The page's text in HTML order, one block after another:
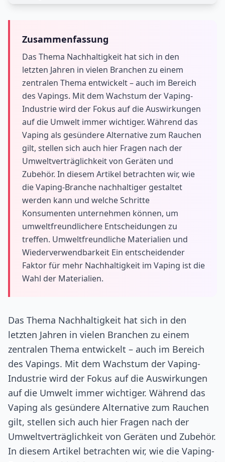
Zusammenfassung
Das Thema Nachhaltigkeit hat sich in den
letzten Jahren in vielen Branchen zu einem
zentralen Thema entwickelt – auch im Bereich
des Vapings. Mit dem Wachstum der Vaping-
Industrie wird der Fokus auf die Auswirkungen
auf die Umwelt immer wichtiger. Während das
Vaping als gesündere Alternative zum Rauchen
gilt, stellen sich auch hier Fragen nach der
Umweltverträglichkeit von Geräten und
Zubehör. In diesem Artikel betrachten wir, wie
die Vaping-Branche nachhaltiger gestaltet
werden kann und welche Schritte
Konsumenten unternehmen können, um
umweltfreundlichere Entscheidungen zu
treffen. Umweltfreundliche Materialien und
Wiederverwendbarkeit Ein entscheidender
Faktor für mehr Nachhaltigkeit im Vaping ist die
Wahl der Materialien.
Das Thema Nachhaltigkeit hat sich in den
letzten Jahren in vielen Branchen zu einem
zentralen Thema entwickelt – auch im Bereich
des Vapings. Mit dem Wachstum der Vaping-
Industrie wird der Fokus auf die Auswirkungen
auf die Umwelt immer wichtiger. Während das
Vaping als gesündere Alternative zum Rauchen
gilt, stellen sich auch hier Fragen nach der
Umweltverträglichkeit von Geräten und Zubehör.
In diesem Artikel betrachten wir, wie die Vaping-